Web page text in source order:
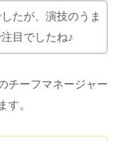
たが、演技のうま
目でしたね♪
チーフマネージャー
す。